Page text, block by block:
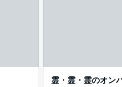
霊・霊・霊のオン